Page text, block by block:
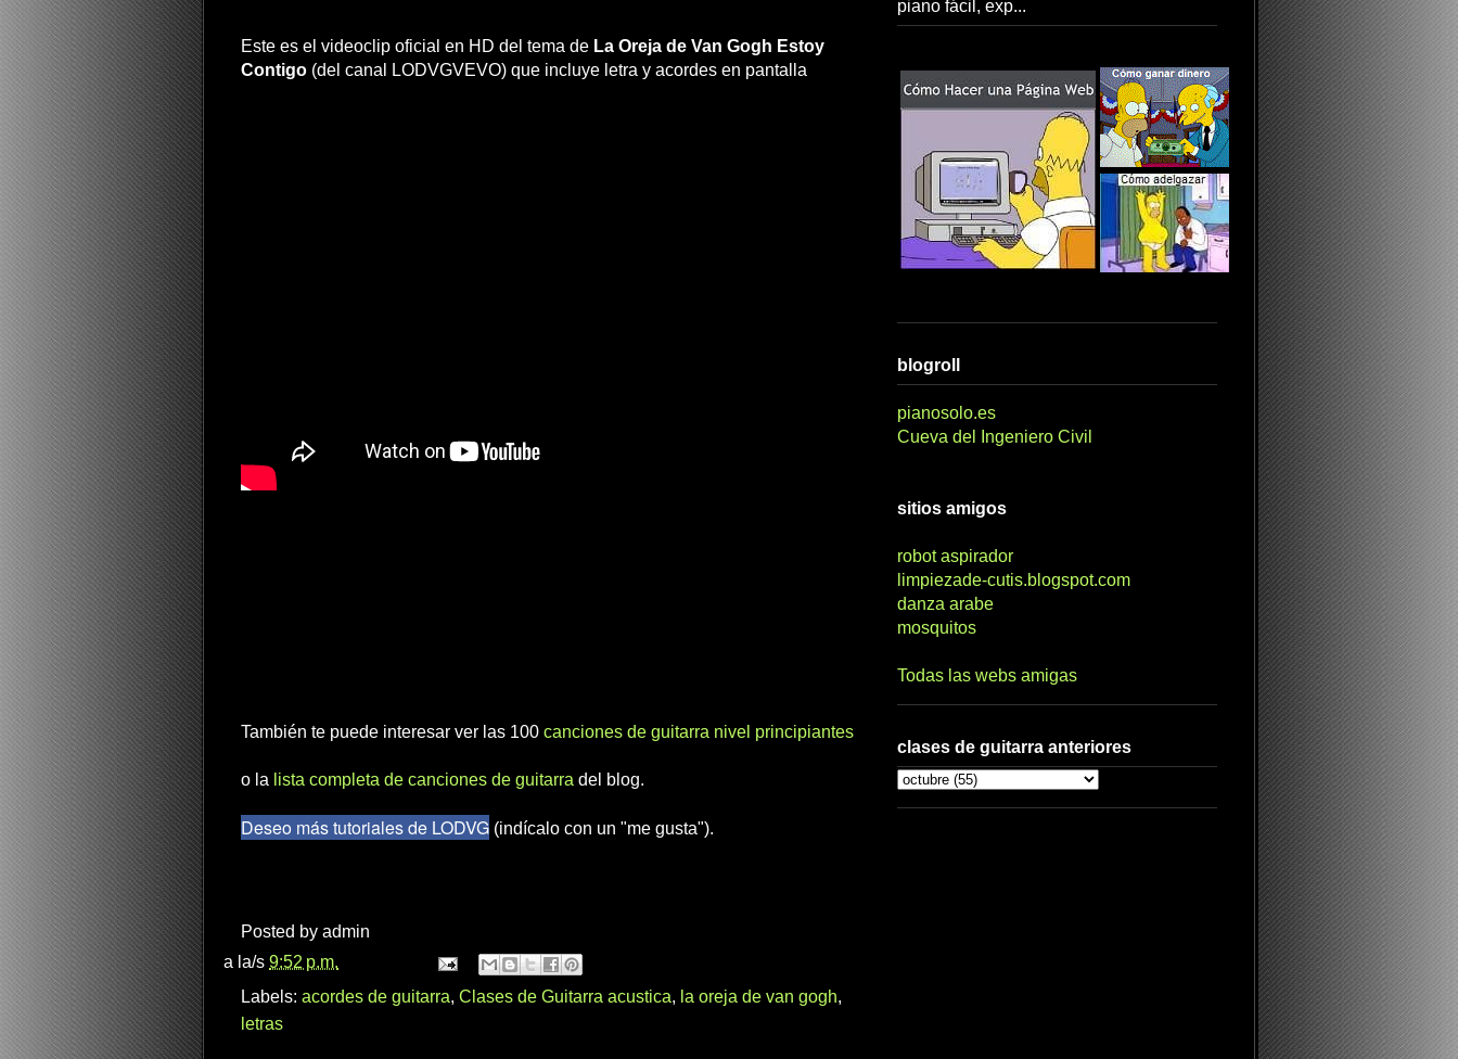
Este es el videoclip oficial en HD del tema de La Oreja de Van Gogh Estoy
Contigo (del canal LODVGVEVO) que incluye letra y acordes en pantalla
También te puede interesar ver las 100 canciones de guitarra nivel principiantes
o la lista completa de canciones de guitarra del blog.
Deseo más tutoriales de LODVG (indícalo con un "me gusta").
Posted by admin
a la/s 9:52 p.m.
Labels: acordes de guitarra, Clases de Guitarra acustica, la oreja de van gogh,
letras
piano fácil, exp...
blogroll
pianosolo.es
Cueva del Ingeniero Civil
sitios amigos
robot aspirador
limpiezade-cutis.blogspot.com
danza arabe
mosquitos
Todas las webs amigas
clases de guitarra anteriores